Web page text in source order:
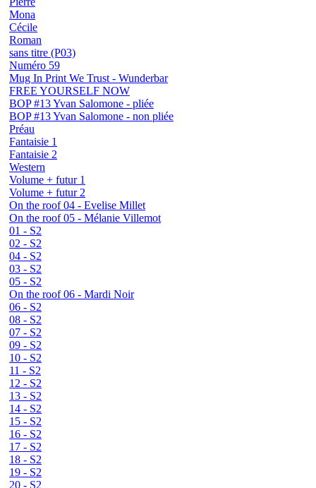
Mona
Cécile
Roman
sans titre (P03)
Numéro 59
Mug In Print We Trust - Wunderbar
FREE YOURSELF NOW
BOP #13 Yvan Salomone - pliée
BOP #13 Yvan Salomone - non pliée
Préau
Fantaisie 1
Fantaisie 2
Western
Volume + futur 1
Volume + futur 2
On the roof 04 - Evelise Millet
On the roof 05 - Mélanie Villemot
01 - S2
02 - S2
04 - S2
03 - S2
05 - S2
On the roof 06 - Mardi Noir
06 - S2
08 - S2
07 - S2
09 - S2
10 - S2
11 - S2
12 - S2
13 - S2
14 - S2
15 - S2
16 - S2
17 - S2
18 - S2
19 - S2
20 - S2